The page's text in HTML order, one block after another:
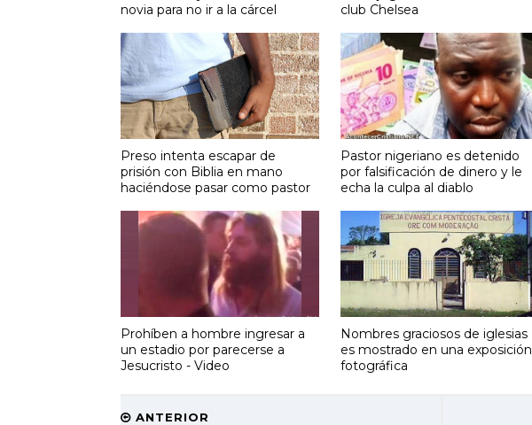
novia para no ir a la cárcel
club Chelsea
Preso intenta escapar de
prisión con Biblia en mano
haciéndose pasar como pastor
Pastor nigeriano es detenido
por falsificación de dinero y le
echa la culpa al diablo
Prohíben a hombre ingresar a
un estadio por parecerse a
Jesucristo - Video
Nombres graciosos de iglesias
es mostrado en una exposición
fotográfica
ANTERIOR